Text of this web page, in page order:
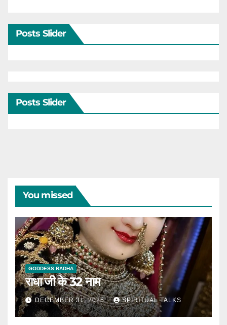
Posts Slider
Posts Slider
You missed
GODDESS RADHA
राधा जी के 32 नाम
DECEMBER 31, 2025 SPIRITUAL TALKS